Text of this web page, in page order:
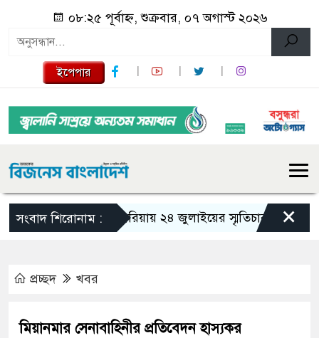
০৮:২৫ পূর্বাহ্ন, শুক্রবার, ০৭ অগাস্ট ২০২৬
ইপেপার
সংবাদ শিরোনাম :গজারিয়ায় ২৪ জুলাইয়ের স্মৃতিচারণ: গুমের×
প্রচ্ছদ খবর
মিয়ানমার সেনাবাহিনীর প্রতিবেদন হাস্যকর